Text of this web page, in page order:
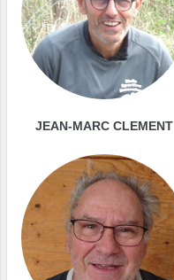
JEAN-MARC CLEMENT